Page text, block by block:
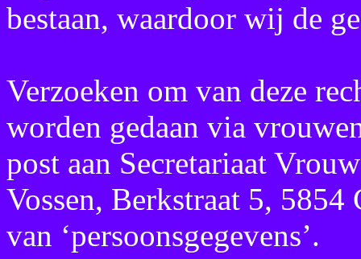
bestaan, waardoor wij de
Verzoeken om van deze
worden gedaan via
post aan Secretariaat
Vossen, Berkstraat 5,
van ‘persoonsgegevens’.